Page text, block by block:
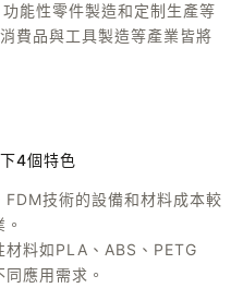
能性零件製造和定制生產等
費品與工具製造等產業皆將
4個特色
FDM技術的設備和材料成本較
材料如PLA、ABS、PETG
應用需求。